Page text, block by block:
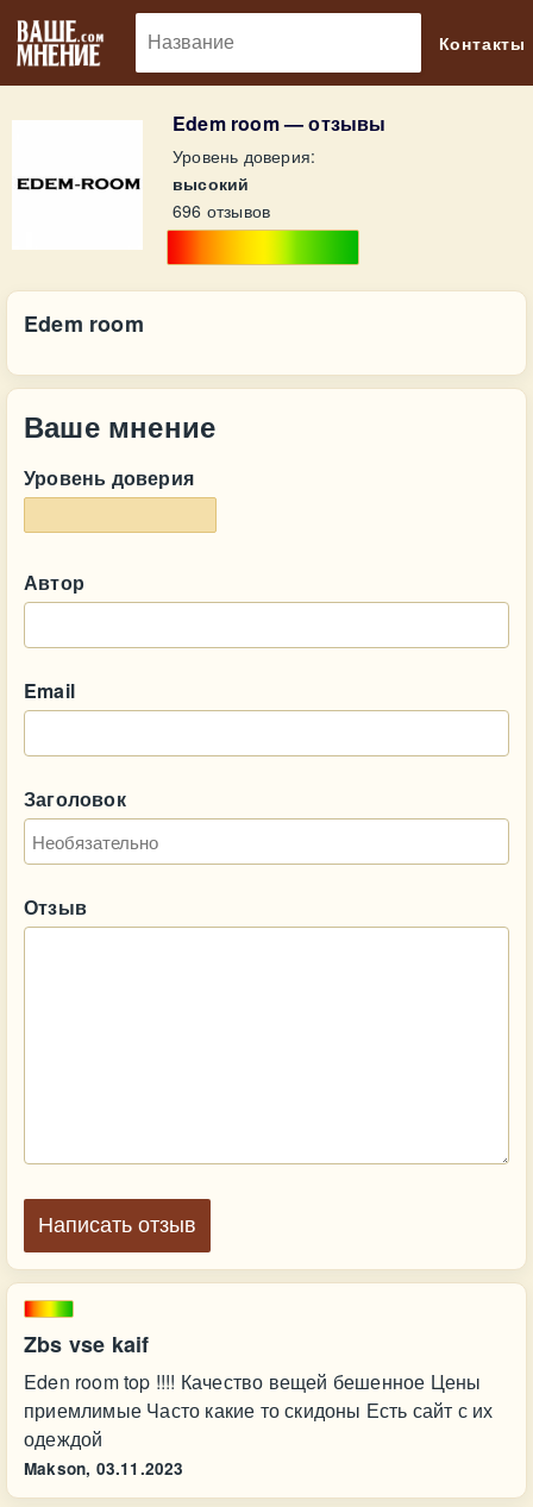
Контакты
Edem room — отзывы
Уровень доверия:
высокий
696 отзывов
Zbs vse kaif
Eden room top !!!! Качество вещей бешенное Цены
приемлимые Часто какие то скидоны Есть сайт с их
одеждой
Makson, 03.11.2023
Edem room
Ваше мнение
Уровень доверия
Автор
Email
Заголовок
Отзыв
Написать отзыв